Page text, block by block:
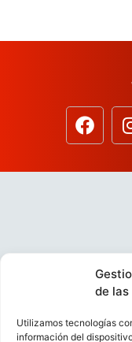
de
Utilizamos tecnologías
información del